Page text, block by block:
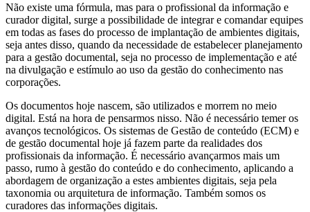
Não existe uma fórmula, mas para o profissional da informação e
curador digital, surge a possibilidade de integrar e comandar equipes
em todas as fases do processo de implantação de ambientes digitais,
seja antes disso, quando da necessidade de estabelecer planejamento
para a gestão documental, seja no processo de implementação e até
na divulgação e estímulo ao uso da gestão do conhecimento nas
corporações.
Os documentos hoje nascem, são utilizados e morrem no meio
digital. Está na hora de pensarmos nisso. Não é necessário temer os
avanços tecnológicos. Os sistemas de Gestão de conteúdo (ECM) e
de gestão documental hoje já fazem parte da realidades dos
profissionais da informação. É necessário avançarmos mais um
passo, rumo à gestão do conteúdo e do conhecimento, aplicando a
abordagem de organização a estes ambientes digitais, seja pela
taxonomia ou arquitetura de informação. Também somos os
curadores das informações digitais.